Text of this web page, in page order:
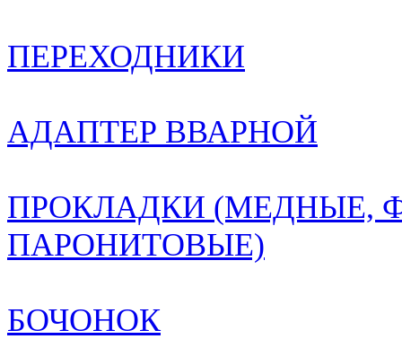
ПЕРЕХОДНИКИ
АДАПТЕР ВВАРНОЙ
ПРОКЛАДКИ (МЕДНЫЕ,
ПАРОНИТОВЫЕ)
БОЧОНОК